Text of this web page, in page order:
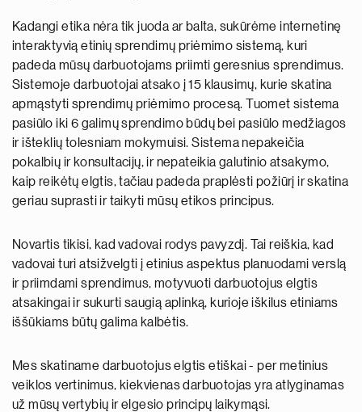
Kadangi etika nėra tik juoda ar balta, sukūrėme internetinę
interaktyvią etinių sprendimų priėmimo sistemą, kuri
padeda mūsų darbuotojams priimti geresnius sprendimus.
Sistemoje darbuotojai atsako į 15 klausimų, kurie skatina
apmąstyti sprendimų priėmimo procesą. Tuomet sistema
pasiūlo iki 6 galimų sprendimo būdų bei pasiūlo medžiagos
ir išteklių tolesniam mokymuisi. Sistema nepakeičia
pokalbių ir konsultacijų, ir nepateikia galutinio atsakymo,
kaip reikėtų elgtis, tačiau padeda praplėsti požiūrį ir skatina
geriau suprasti ir taikyti mūsų etikos principus.
Novartis tikisi, kad vadovai rodys pavyzdį. Tai reiškia, kad
vadovai turi atsižvelgti į etinius aspektus planuodami verslą
ir priimdami sprendimus, motyvuoti darbuotojus elgtis
atsakingai ir sukurti saugią aplinką, kurioje iškilus etiniams
iššūkiams būtų galima kalbėtis.
Mes skatiname darbuotojus elgtis etiškai - per metinius
veiklos vertinimus, kiekvienas darbuotojas yra atlyginamas
už mūsų vertybių ir elgesio principų laikymąsi.